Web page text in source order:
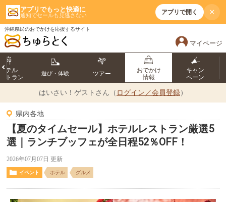
アプリでもっと快適に
通知でセールも見逃さない アプリで開く ×
沖縄県民のおでかけを応援するサイト
マイページ
ホテル
トラン
遊び・体験 ツアー
おでかけ
情報
キャン
ペーン
はいさい！ ゲストさん（ ログイン／会員登録）
県内各地
【夏のタイムセール】ホテルレストラン厳選5
選｜ランチブッフェが全日程52％OFF！
2026年07月07日 更新
イベント ホテル グルメ